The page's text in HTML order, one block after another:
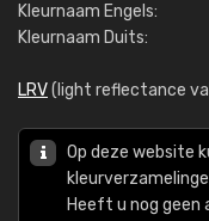
Kleurnaam Engels:
Kleurnaam Duits:
LRV(light reflectance
Op deze website
Heeft u nog geen